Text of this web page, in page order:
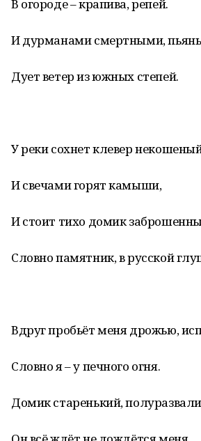
В огороде – крапива, репей.
И дурманами смертными,
Дует ветер из южных степей.
У реки сохнет клевер
И свечами горят камыши,
И стоит тихо домик
Словно памятник, в русской
Вдруг пробьёт меня дрожью,
Словно я – у печного огня.
Домик старенький,